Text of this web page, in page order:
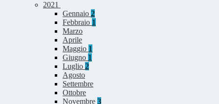
2021
Gennaio 2
Febbraio 1
Marzo
Aprile
Maggio 1
Giugno 1
Luglio 2
Agosto
Settembre
Ottobre
Novembre 3